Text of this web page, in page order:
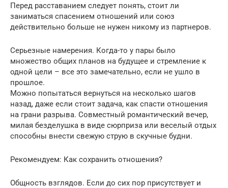
Перед расставанием следует понять, стоит ли
заниматься спасением отношений или союз
действительно больше не нужен никому из партнеров.
Серьезные намерения. Когда-то у пары было
множество общих планов на будущее и стремление к
одной цели – все это замечательно, если не ушло в
прошлое.
Можно попытаться вернуться на несколько шагов
назад, даже если стоит задача, как спасти отношения
на грани разрыва. Совместный романтический вечер,
милая безделушка в виде сюрприза или веселый отдых
способны внести свежую струю в скучные будни.
Рекомендуем: Как сохранить отношения?
Общность взглядов. Если до сих пор присутствует и